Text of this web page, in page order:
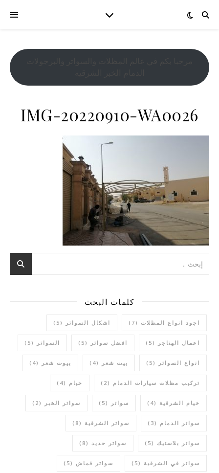
IMG-20220910-WA0026
كلمات البحث
اجود انواع المظلات (7) اشكال السواتر (5)
اعمال الهناجر (5) افضل سواتر (5) السواتر (5)
انواع السواتر (5) بيت شعر (4) بيوت شعر (4)
تركيب مظلات سيارات الدمام (2) خيام (4)
خيام الشرقية (4) سواتر (5) سواتر الخبر (2)
سواتر الدمام (3) سواتر الشرقية (8)
سواتر بلاستيك (5) سواتر حديد (8)
سواتر في الشرقية (5) سواتر قماش (5)